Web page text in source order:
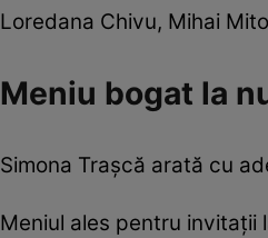
Loredana Chivu, Mihai
Meniu bogat la
Simona Trașcă arată cu
Meniul ales pentru invitații